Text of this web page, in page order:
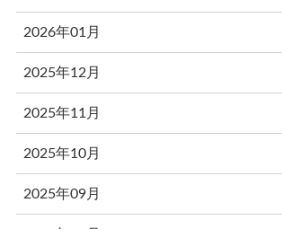
2026年01月
2025年12月
2025年11月
2025年10月
2025年09月